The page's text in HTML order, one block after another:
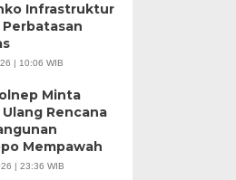
Infrastruktur
| 10:06 WIB
Minta
Rencana
Mempawah
| 23:36 WIB